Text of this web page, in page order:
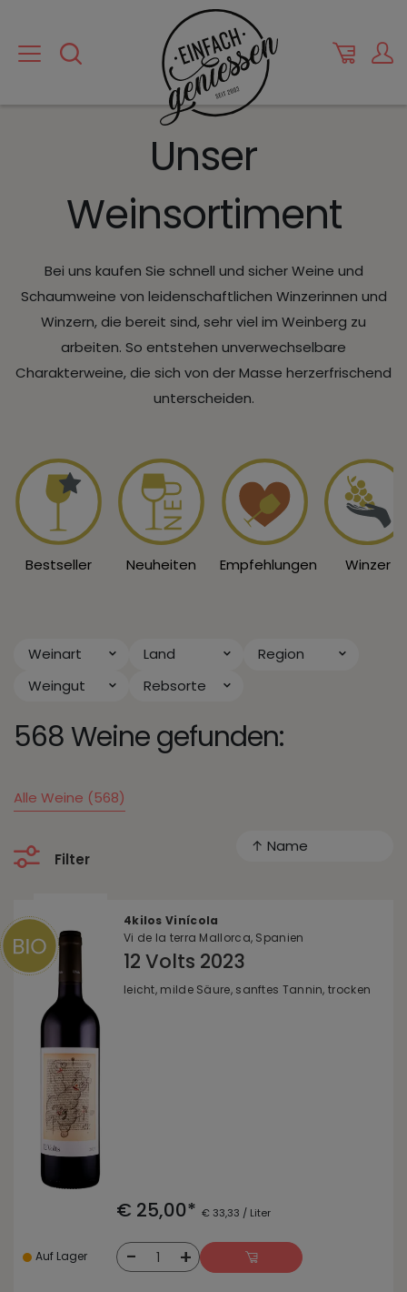
Unser
Weinsortiment
Bei uns kaufen Sie schnell und sicher Weine und
Schaumweine von leidenschaftlichen Winzerinnen und
Winzern, die bereit sind, sehr viel im Weinberg zu
arbeiten. So entstehen unverwechselbare
Charakterweine, die sich von der Masse herzerfrischend
unterscheiden.
Bestseller Neuheiten Empfehlungen Winzer
Weinart Land
Region
Weingut
Rebsorte
568 Weine gefunden:
Alle Weine (568)
Filter
↑ Name
4kilos Vinícola
Vi de la terra Mallorca, Spanien
12 Volts 2023
leicht, milde Säure, sanftes Tannin, trocken
€ 25,00* € 33,33 / Liter
Auf Lager - 1 +